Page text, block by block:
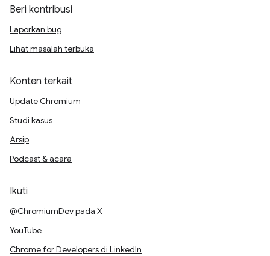
Beri kontribusi
Laporkan bug
Lihat masalah terbuka
Konten terkait
Update Chromium
Studi kasus
Arsip
Podcast & acara
Ikuti
@ChromiumDev pada X
YouTube
Chrome for Developers di LinkedIn